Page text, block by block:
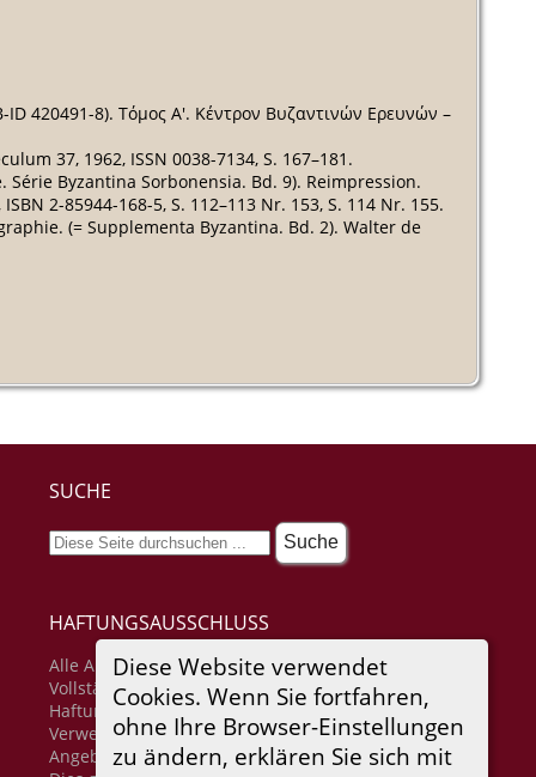
Diese Website verwendet
Cookies. Wenn Sie fortfahren,
ohne Ihre Browser-Einstellungen
zu ändern, erklären Sie sich mit
ID 420491-8). Τόμος A'. Κέντρον Βυζαντινών Ερευνών –
37, 1962, ISSN 0038-7134, S. 167–181.
Série Byzantina Sorbonensia. Bd. 9). Reimpression.
2-85944-168-5, S. 112–113 Nr. 153, S. 114 Nr. 155.
(= Supplementa Byzantina. Bd. 2). Walter de
SUCHE
HAFTUNGSAUSSCHLUSS
Alle Angaben erfolgen ohne Gewähr für
Vollständigkeit oder Richtigkeit. Es wird keine
Haftung übernommen für Schäden durch die
Verwendung von Informationen aus diesem Online-
Angebot oder durch das Fehlen von Informationen.